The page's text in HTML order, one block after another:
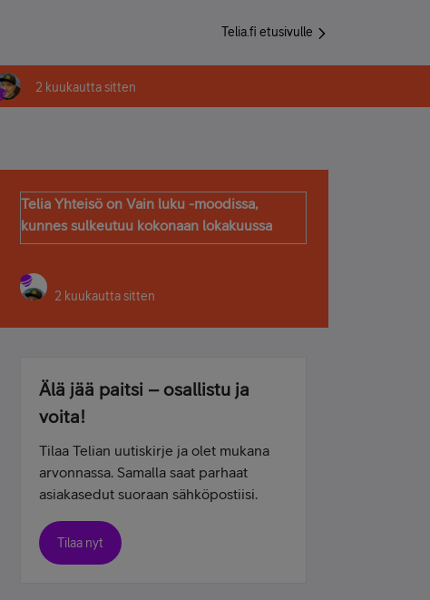
Telia.fi etusivulle
2 kuukautta sitten
Telia Yhteisö on Vain luku -moodissa,
kunnes sulkeutuu kokonaan lokakuussa
2 kuukautta sitten
Älä jää paitsi – osallistu ja
voita!
Tilaa Telian uutiskirje ja olet mukana
arvonnassa. Samalla saat parhaat
asiakasedut suoraan sähköpostiisi.
Tilaa nyt